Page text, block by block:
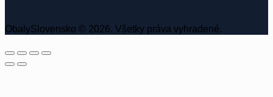
ObalySlovensko © 2026. Všetky práva vyhradené.